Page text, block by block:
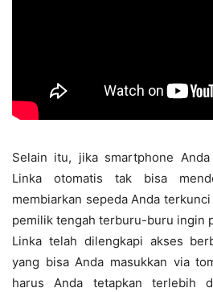
Selain itu, jika smartphone
Linka otomatis tak bisa
membiarkan sepeda Anda
pemilik tengah terburu-buru ingin
Linka telah dilengkapi akses
yang bisa Anda masukkan via
harus Anda tetapkan terlebih